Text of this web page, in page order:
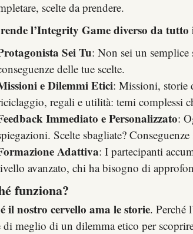
scelte da prendere.
l’Integrity Game diverso da tutto
Sei Tu: Non sei un
delle tue scelte.
e Dilemmi Etici: Missioni, storie
regali e utilità: temi complessi
Immediato e Personalizzato:
Scelte sbagliate?
Adattiva: I partecipanti
avanzato, chi ha bisogno di
funziona?
il nostro cervello ama le storie. Perché
di meglio di un dilemma etico per